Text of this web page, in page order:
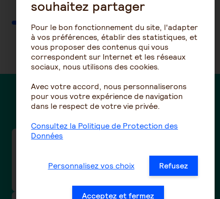
Des questions ?
Taux de cotisations frais de santé de la
convention collective de la Boucherie-
charcuterie / Boucherie hippophagique (n°3101
souhaitez partager
Pour le bon fonctionnement du site, l'adapter
à vos préférences, établir des statistiques, et
vous proposer des contenus qui vous
correspondent sur Internet et les réseaux
sociaux, nous utilisons des cookies.
Avec votre accord, nous personnaliserons
pour vous votre expérience de navigation
dans le respect de votre vie privée.
Consultez la Politique de Protection des
Données
Personnalisez vos choix Refusez
Acceptez et fermez